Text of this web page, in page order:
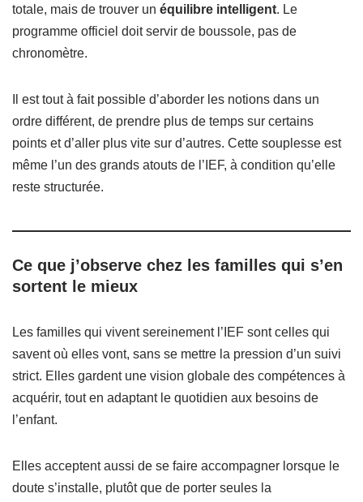
totale, mais de trouver un équilibre intelligent. Le
programme officiel doit servir de boussole, pas de
chronomètre.
Il est tout à fait possible d’aborder les notions dans un
ordre différent, de prendre plus de temps sur certains
points et d’aller plus vite sur d’autres. Cette souplesse est
même l’un des grands atouts de l’IEF, à condition qu’elle
reste structurée.
Ce que j’observe chez les familles qui s’en
sortent le mieux
Les familles qui vivent sereinement l’IEF sont celles qui
savent où elles vont, sans se mettre la pression d’un suivi
strict. Elles gardent une vision globale des compétences à
acquérir, tout en adaptant le quotidien aux besoins de
l’enfant.
Elles acceptent aussi de se faire accompagner lorsque le
doute s’installe, plutôt que de porter seules la